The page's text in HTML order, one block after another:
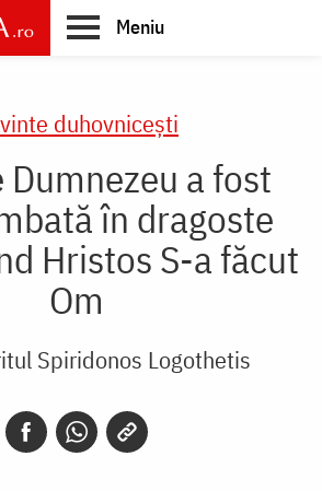
Meniu
duhovnicești
Dumnezeu a fost
în dragoste
Hristos S-a făcut
Om
Spiridonos Logothetis